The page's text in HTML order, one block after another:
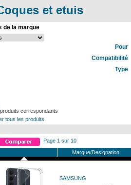
et etuis
de la marque
Pour
Compatibilité
Type
produits correspondants
tous les produits
Page 1 sur 10
Marque/Designation
SAMSUNG